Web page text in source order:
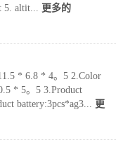
5. altit... 更多的
* 6.8 * 4。5 2.Color
* 5。5 3.Product
battery:3pcs*ag3... 更